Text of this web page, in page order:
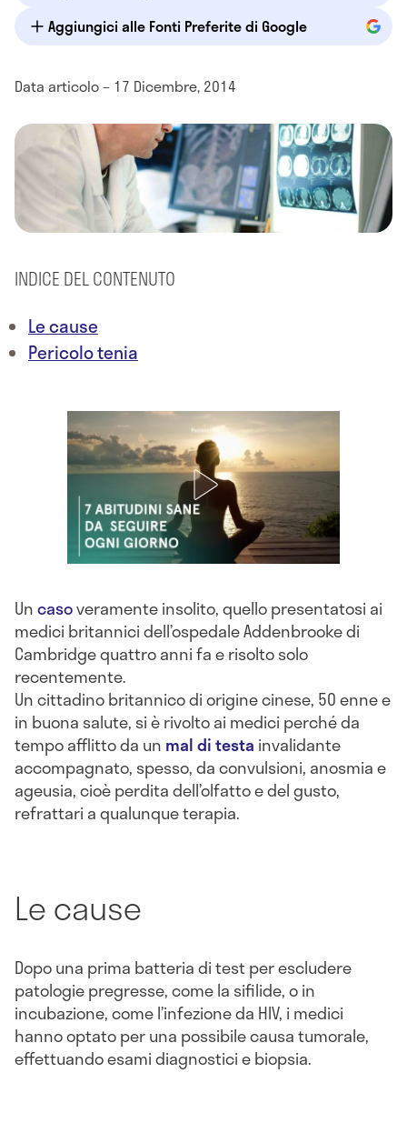
Aggiungici alle Fonti Preferite di Google
Data articolo – 17 Dicembre, 2014
INDICE DEL CONTENUTO
Le cause
Pericolo tenia
Uncasoveramente insolito, quello presentatosi ai
medici britannici dell’ospedale Addenbrooke di
Cambridge quattro anni fa e risolto solo
recentemente.
Un cittadino britannico di origine cinese, 50 enne e
in buona salute, si è rivolto ai medici perché da
tempo afflitto da un mal di testa invalidante
accompagnato, spesso, da convulsioni, anosmia e
ageusia, cioè perdita dell’olfatto e del gusto,
refrattari a qualunque terapia.
Le cause
Dopo una prima batteria di test per escludere
patologie pregresse, come la sifilide, o in
incubazione, come l’infezione da HIV, i medici
hanno optato per una possibile causa tumorale,
effettuando esami diagnostici e biopsia.